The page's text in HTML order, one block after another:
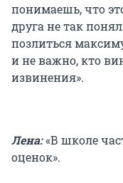
понимаешь, что
друга не так
позлиться
и не важно, кто
извинения».
Лена:«В школе
оценок».